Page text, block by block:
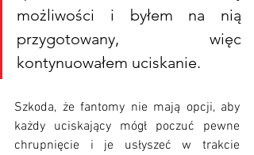
możliwości i byłem na nią
przygotowany, więc
kontynuowałem uciskanie.
Szkoda, że fantomy nie mają opcji, aby
każdy uciskający mógł poczuć pewne
chrupnięcie i je usłyszeć w trakcie